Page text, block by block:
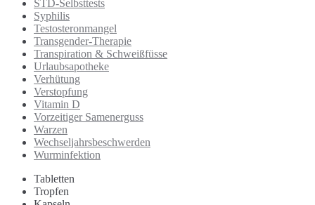
STD-Selbsttests
Syphilis
Testosteronmangel
Transgender-Therapie
Transpiration & Schweißfüsse
Urlaubsapotheke
Verhütung
Verstopfung
Vitamin D
Vorzeitiger Samenerguss
Warzen
Wechseljahrsbeschwerden
Wurminfektion
Tabletten
Tropfen